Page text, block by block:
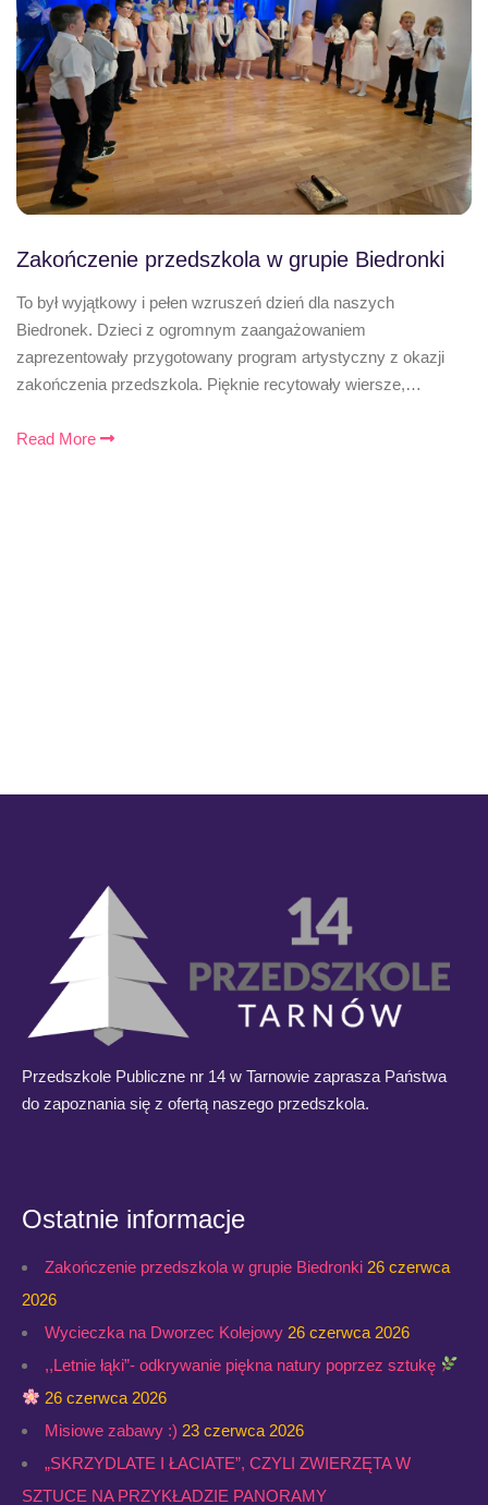
Zakończenie przedszkola w grupie Biedronki
To był wyjątkowy i pełen wzruszeń dzień dla naszych
Biedronek. Dzieci z ogromnym zaangażowaniem
zaprezentowały przygotowany program artystyczny z okazji
zakończenia przedszkola. Pięknie recytowały wiersze,…
Read More
Przedszkole Publiczne nr 14 w Tarnowie zaprasza Państwa
do zapoznania się z ofertą naszego przedszkola.
Ostatnie informacje
Zakończenie przedszkola w grupie Biedronki 26 czerwca
2026
Wycieczka na Dworzec Kolejowy 26 czerwca 2026
,,Letnie łąki”- odkrywanie piękna natury poprzez sztukę
26 czerwca 2026
Misiowe zabawy :) 23 czerwca 2026
„SKRZYDLATE I ŁACIATE”, CZYLI ZWIERZĘTA W
SZTUCE NA PRZYKŁADZIE PANORAMY